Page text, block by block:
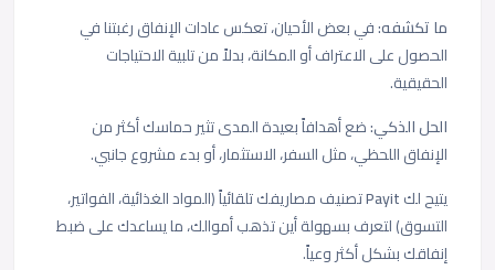
ما تكشفه:في بعض الأحيان، تعكس عادات الإنفاق رغبتنا في
الحصول على الاعتراف أو المكانة، بدلاً من تلبية الاحتياجات
الحقيقية.
الحل الذكي:ضع أهدافاً بعيدة المدى تثير حماسك أكثر من
الإنفاق اللحظي، مثل السفر، الاستثمار، أو بدء مشروع جانبي.
يتيح لكPayitتصنيف مصاريفك تلقائياً (المواد الغذائية، الفواتير،
التسوق) لتعرف بسهولة أين تذهب أموالك، ما يساعدك على ضبط
إنفاقك بشكل أكثر وعياً.